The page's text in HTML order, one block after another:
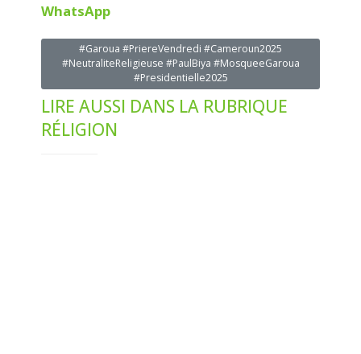
WhatsApp
#Garoua #PriereVendredi #Cameroun2025
#NeutraliteReligieuse #PaulBiya #MosqueeGaroua
#Presidentielle2025
LIRE AUSSI DANS LA RUBRIQUE
RÉLIGION